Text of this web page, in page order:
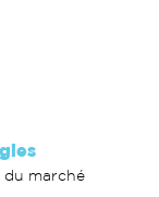
du marché